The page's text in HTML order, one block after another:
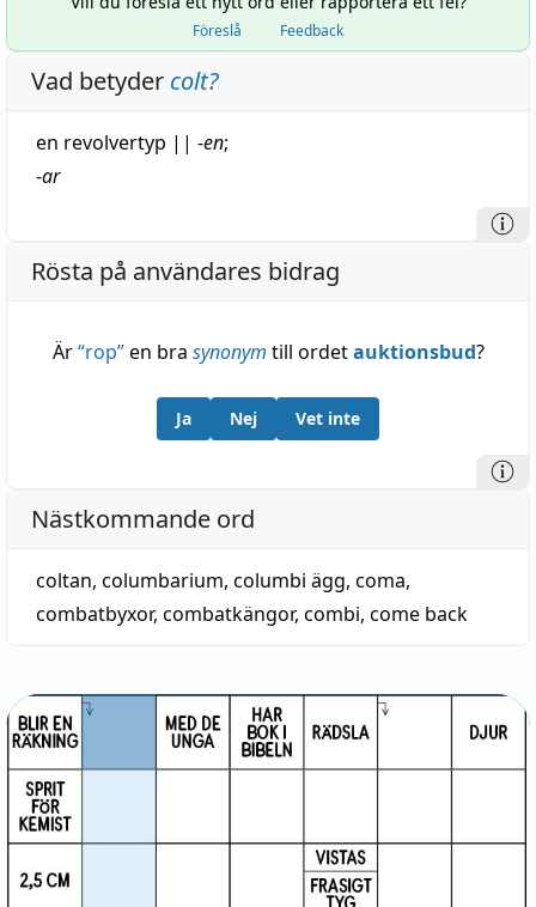
Föreslå Feedback
Vad betyder colt?
en revolvertyp || -en;
-ar
Rösta på användares bidrag
Är“rop”en bra synonym till ordetauktionsbud?
Ja Nej Vet inte
Nästkommande ord
coltan, columbarium, columbi ägg, coma,
combatbyxor, combatkängor, combi, come back